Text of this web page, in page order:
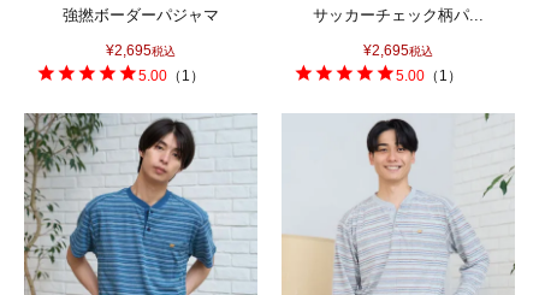
強撚ボーダーパジャマ
¥2,695税込
5.00 （ 1 ）
サッカーチェック柄パ...
¥2,695税込
5.00 （ 1 ）